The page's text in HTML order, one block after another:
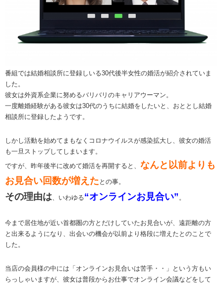
番組では結婚相談所に登録しいる30代後半女性の婚活が紹介されていま
した。
彼女は外資系企業に努めるバリバリのキャリアウーマン。
一度離婚経験がある彼女は30代のうちに結婚をしたいと、おととし結婚
相談所に登録したようです。
しかし活動を始めてまもなくコロナウイルスが感染拡大し、彼女の婚活
も一旦ストップしてしまいます。
ですが、昨年後半に改めて婚活を再開すると、 なんと以前よりも
お見合い回数が増えた との事。
その理由は 、いわゆる“オンラインお見合い” 。
今まで居住地が近い首都圏の方とだけしていたお見合いが、遠距離の方
と出来るようになり、出会いの機会が以前より格段に増えたとのことで
した。
当店の会員様の中には「オンラインお見合いは苦手・・」という方もい
らっしゃいますが、彼女は普段からお仕事でオンライン会議などをして